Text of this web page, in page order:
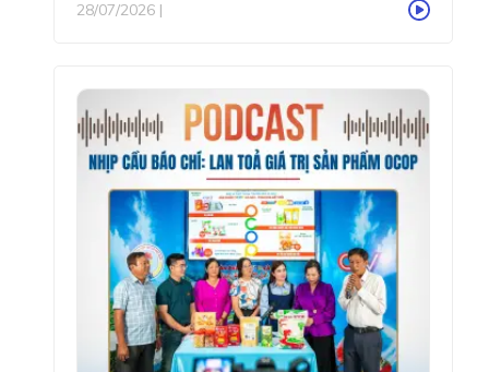
28/07/2026 |